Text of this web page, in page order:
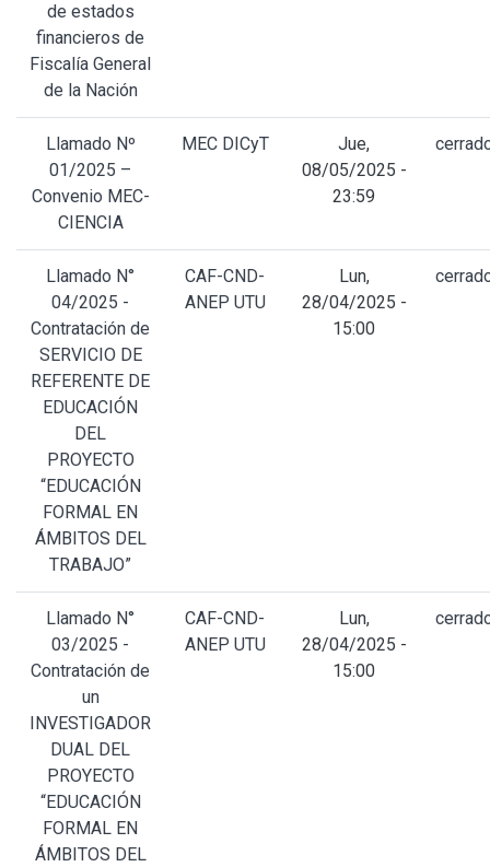
de estados
financieros de
Fiscalía General
de la Nación
Llamado Nº
01/2025 –
Convenio MEC-
CIENCIA
MEC DICyT
Jue,
08/05/2025 -
23:59
Llamado N°
04/2025 -
Contratación de
SERVICIO DE
REFERENTE DE
EDUCACIÓN
DEL
PROYECTO
“EDUCACIÓN
FORMAL EN
ÁMBITOS DEL
TRABAJO”
CAF-CND-
ANEP UTU
Lun,
28/04/2025 -
15:00
Llamado N°
03/2025 -
Contratación de
un
INVESTIGADOR
DUAL DEL
PROYECTO
“EDUCACIÓN
FORMAL EN
ÁMBITOS DEL
CAF-CND-
ANEP UTU
Lun,
28/04/2025 -
15:00